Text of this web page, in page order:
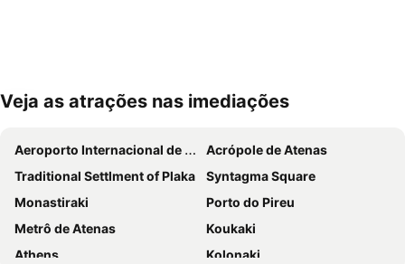
Ampliar mapa
Veja as atrações nas imediações
Aeroporto Internacional de Atenas
Acrópole de Atenas
Traditional Settlment of Plaka
Syntagma Square
Monastiraki
Porto do Pireu
Metrô de Atenas
Koukaki
Athens
Kolonaki